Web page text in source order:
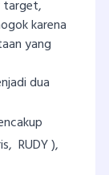
target,
karena
yang
dua
RUDY ),